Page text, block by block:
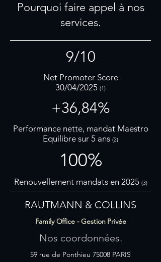
Pourquoi faire appel à nos
services.
9/10
Net Promoter Score
30/04/2025 (1)
+36,84%
Performance nette, mandat Maestro
Equilibre sur 5 ans (2)
100%
Renouvellement mandats en 2025 (3)
RAUTMANN & COLLINS
Family Office - Gestion Privée
Nos coordonnées.
59 rue de Ponthieu 75008 PARIS